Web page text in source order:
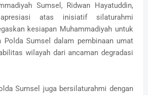
Sumsel, Ridwan Hayatuddin,
apresiasi atas inisiatif silaturahmi
kesiapan Muhammadiyah untuk
Polda Sumsel dalam pembinaan umat
wilayah dari ancaman degradasi
Sumsel juga bersilaturahmi dengan